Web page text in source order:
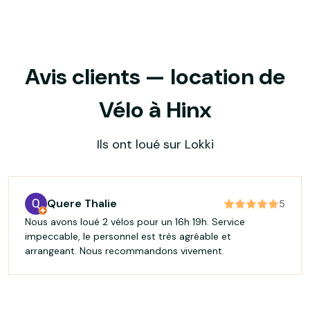
Avis clients — location de
Vélo à Hinx
Ils ont loué sur Lokki
Quere Thalie
5
Nous avons loué 2 vélos pour un 16h 19h. Service
impeccable, le personnel est très agréable et
arrangeant. Nous recommandons vivement.